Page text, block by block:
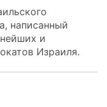
написанный
и
Израиля.